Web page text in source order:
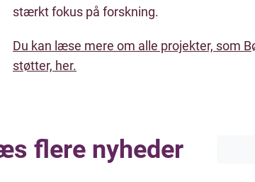
stærkt fokus på forskning.
Du kan læse mere om alle projekter, som
støtter, her.
flere nyheder